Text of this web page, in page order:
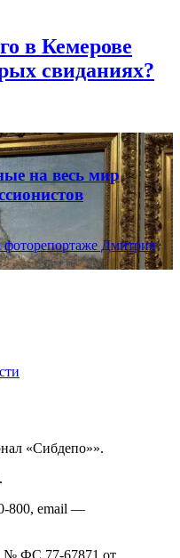
в Кемерове
свиданиях?
на весь мир
Дмитрия
«Сибдепо»».
800, email —
ФС 77-67871 от